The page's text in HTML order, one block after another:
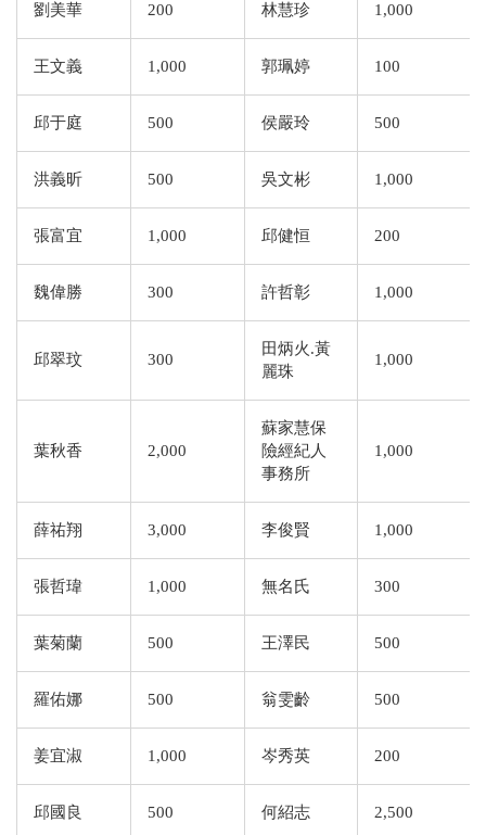
劉美華 200 林慧珍 1,000
王文義 1,000 郭珮婷 100
邱于庭 500 侯嚴玲 500
洪義昕 500 吳文彬 1,000
張富宜 1,000 邱健恒 200
魏偉勝 300 許哲彰 1,000
邱翠玟 300
田炳火.黃
麗珠
1,000
葉秋香 2,000
蘇家慧保
險經紀人
事務所
1,000
薛祐翔 3,000 李俊賢 1,000
張哲瑋 1,000 無名氏 300
葉菊蘭 500 王澤民 500
羅佑娜 500 翁雯齡 500
姜宜淑 1,000 岑秀英 200
邱國良 500 何紹志 2,500